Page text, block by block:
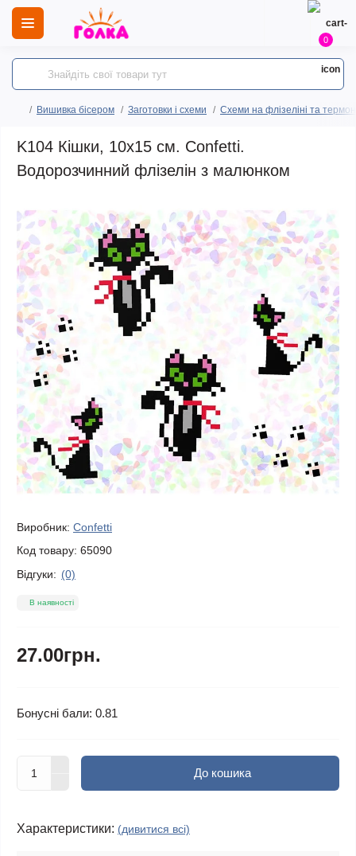
0
Вишивка бісером Заготовки і схеми Схеми на флізеліні та
K104 Кішки, 10х15 см. Confetti.
Водорозчинний флізелін з малюнком
Виробник: Confetti
Код товару: 65090
Відгуки: (0)
В наявності
27.00грн.
Бонусні бали: 0.81
До кошика
Характеристики: (дивитися всі)